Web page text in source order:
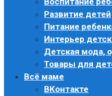
Развитие детей
Питание
Интерьер
Детская мода,
Товары для
Всё маме
ВКонтакте